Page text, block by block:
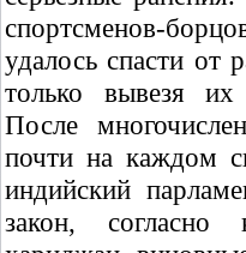
спортсменов-
удалось спасти от
только вывезя
После
почти на каждом
индийский
закон, согласно